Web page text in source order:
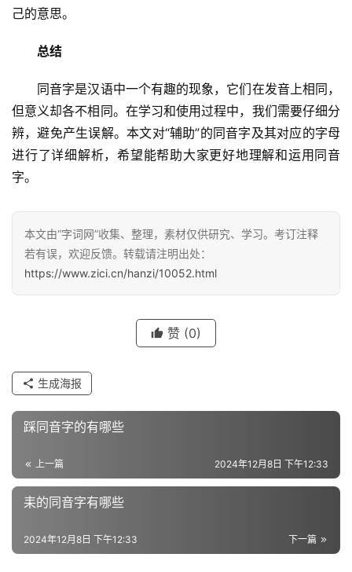
汉
组
词
词
近
组
词
己的意思。
总结
同音字是汉语中一个有趣的现象，它们在发音上相同，
但意义却各不相同。在学习和使用过程中，我们需要仔细分
辨，避免产生误解。本文对“辅助”的同音字及其对应的字母
进行了详细解析，希望能帮助大家更好地理解和运用同音
字。
本文由“字词网”收集、整理，素材仅供研究、学习。考订注释
若有误，欢迎反馈。转载请注明出处：
https://www.zici.cn/hanzi/10052.html
赞 (0)
生成海报
踩同音字的有哪些
上一篇 2024年12月8日 下午12:33
耒的同音字有哪些
下一篇
2024年12月8日 下午12:33